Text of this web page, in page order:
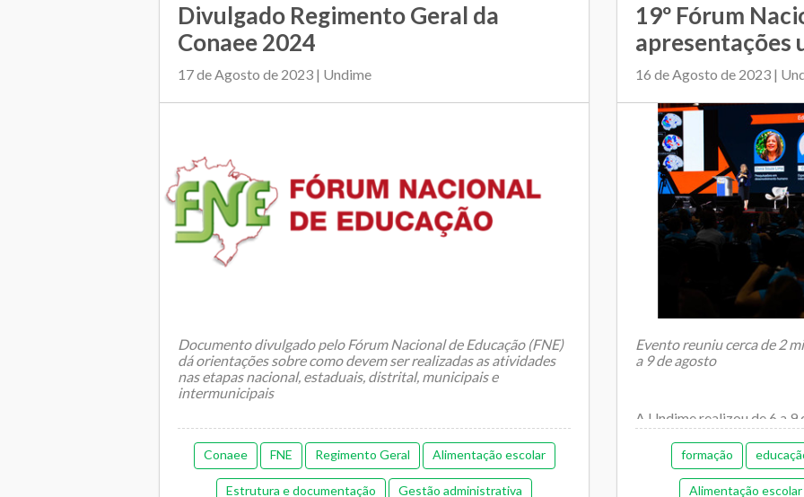
Plano Municipal de Educação
Relacionamento entre SME e escolas
Pedagógica
Regime de colaboração
Divulgado Regimento Geral da
Conaee 2024
17 de Agosto de 2023 | Undime
Documento divulgado pelo Fórum Nacional de Educação (FNE)
dá orientações sobre como devem ser realizadas as atividades
nas etapas nacional, estaduais, distrital, municipais e
intermunicipais
Conaee FNE Regimento Geral Alimentação escolar
Estrutura e documentação Gestão administrativa
19º Fórum
apresentações
16 de Agosto de 2023 |
Evento reuniu cerca de 2
a 9 de agosto
A Undime realizou de 6 a
partir do tema “Cenários
formação
Alimentação escolar